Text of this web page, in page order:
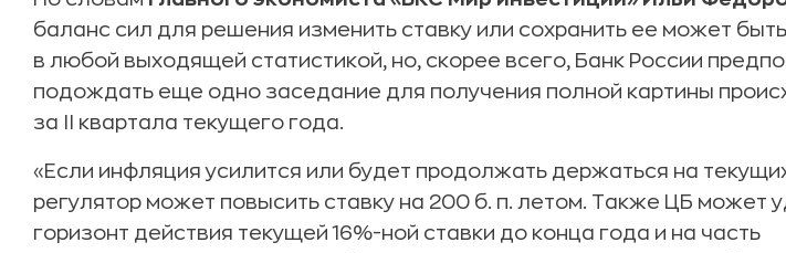
баланс сил для решения изменить ставку или сохранить ее может
в любой выходящей статистикой, но, скорее всего, Банк России
подождать еще одно заседание для получения полной картины
за II квартала текущего года.
«Если инфляция усилится или будет продолжать держаться на
регулятор может повысить ставку на 200 б. п. летом. Также ЦБ может
горизонт действия текущей 16%-ной ставки до конца года и на часть